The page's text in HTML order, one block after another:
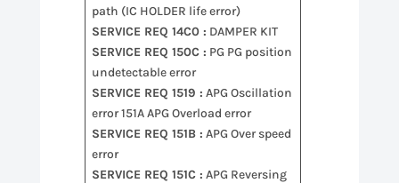
path (IC HOLDER life error)
SERVICE REQ 14C0 : DAMPER KIT
SERVICE REQ 150C : PG PG position
undetectable error
SERVICE REQ 1519 : APG Oscillation
error 151A APG Overload error
SERVICE REQ 151B : APG Over speed
error
SERVICE REQ 151C : APG Reversing